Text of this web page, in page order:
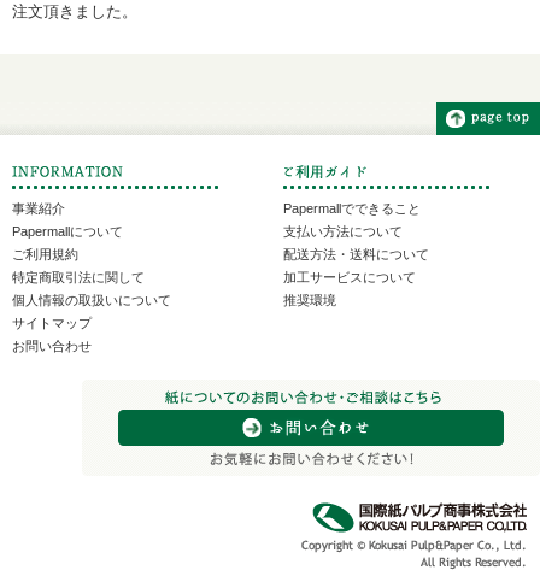
注文頂きました。
事業紹介
Papermallについて
ご利用規約
特定商取引法に関して
個人情報の取扱いについて
サイトマップ
お問い合わせ
Papermallでできること
支払い方法について
配送方法・送料について
加工サービスについて
推奨環境